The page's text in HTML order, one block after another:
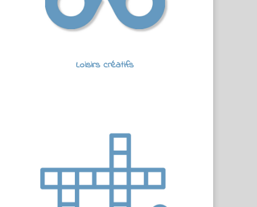
Loisirs créatifs